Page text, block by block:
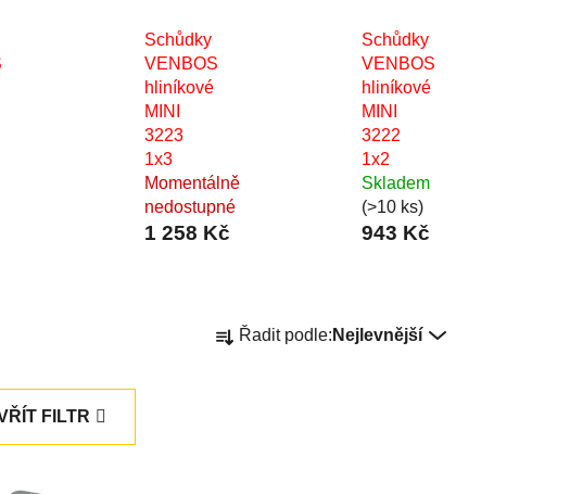
Schůdky
VENBOS
hliníkové
MINI
3223
1x3
Momentálně
nedostupné
1 258 Kč
Schůdky
VENBOS
hliníkové
MINI
3222
1x2
Skladem
(>10 ks)
943 Kč
a
Řadit podle: Nejlevnější
FILTR